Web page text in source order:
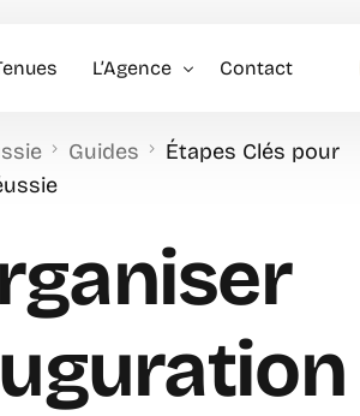
L’Agence Contact
Guides
Étapes Clés pour